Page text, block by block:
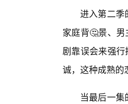
进入第二
家庭背🤔景、
剧靠误会来强
诚，这种成熟的
当最后一